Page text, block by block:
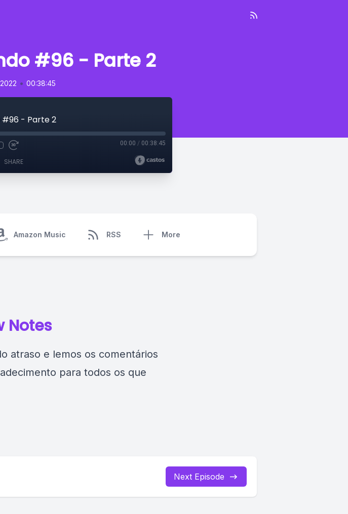
#96 - Parte 2
• 00:38:45
#96 - Parte 2
00:00 / 00:38:45
SHARE
Amazon Music RSS More
Notes
atraso e lemos os comentários
para todos os que
Next Episode